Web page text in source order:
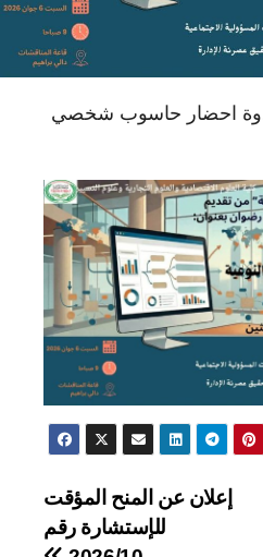
احضار حاسوب شخصي
إعلان عن المنح المؤقت
للإستشارة رقم